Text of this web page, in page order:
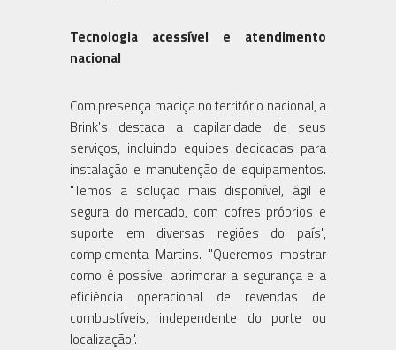
Tecnologia acessível e atendimento
nacional
Com presença maciça no território nacional, a
Brink's destaca a capilaridade de seus
serviços, incluindo equipes dedicadas para
instalação e manutenção de equipamentos.
"Temos a solução mais disponível, ágil e
segura do mercado, com cofres próprios e
suporte em diversas regiões do país",
complementa Martins. "Queremos mostrar
como é possível aprimorar a segurança e a
eficiência operacional de revendas de
combustíveis, independente do porte ou
localização".